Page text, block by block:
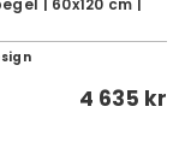
| 60x120 cm |
4 635 kr